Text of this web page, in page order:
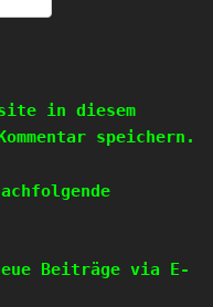
in diesem
speichern.
Beiträge via E-